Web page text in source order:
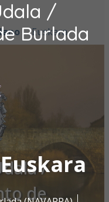
/
Burlada
Euskara
Euskara
/
de